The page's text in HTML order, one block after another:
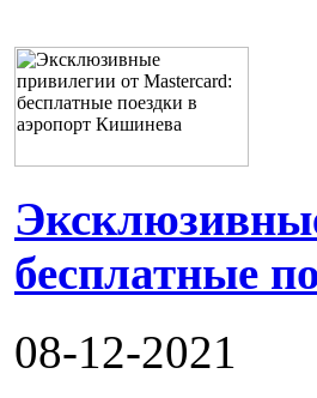
бесплатные
08-12-2021